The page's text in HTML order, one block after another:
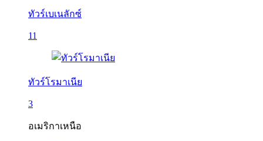
ทัวร์เบเนลักซ์
11
ทัวร์โรมาเนีย
3
อเมริกาเหนือ